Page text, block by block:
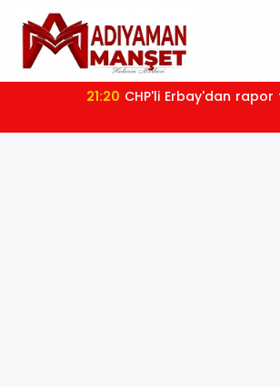
21:20 CHP'li Erbay'dan rapor